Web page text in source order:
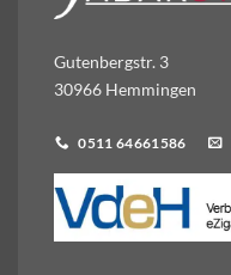
Gutenbergstr. 3
30966 Hemmingen
0511 64661586